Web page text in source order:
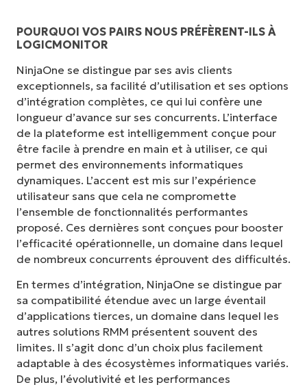
POURQUOI VOS PAIRS NOUS PRÉFÈRENT-ILS À
LOGICMONITOR
NinjaOne se distingue par ses avis clients
exceptionnels, sa facilité d’utilisation et ses options
d’intégration complètes, ce qui lui confère une
longueur d’avance sur ses concurrents. L’interface
de la plateforme est intelligemment conçue pour
être facile à prendre en main et à utiliser, ce qui
permet des environnements informatiques
dynamiques. L’accent est mis sur l’expérience
utilisateur sans que cela ne compromette
l’ensemble de fonctionnalités performantes
proposé. Ces dernières sont conçues pour booster
l’efficacité opérationnelle, un domaine dans lequel
de nombreux concurrents éprouvent des difficultés.
En termes d’intégration, NinjaOne se distingue par
sa compatibilité étendue avec un large éventail
d’applications tierces, un domaine dans lequel les
autres solutions RMM présentent souvent des
limites. Il s’agit donc d’un choix plus facilement
adaptable à des écosystèmes informatiques variés.
De plus, l’évolutivité et les performances